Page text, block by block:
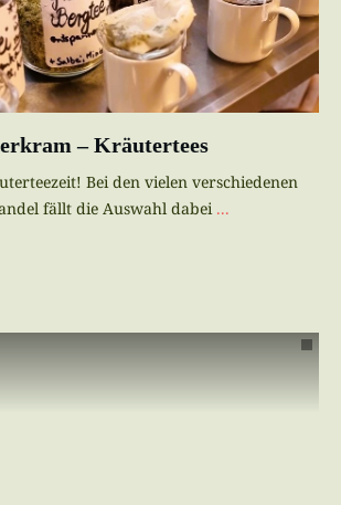
– Kräutertees
Bei den vielen verschiedenen
fällt die Auswahl dabei ...